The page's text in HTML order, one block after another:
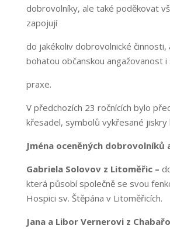
dobrovolníky, ale také poděkovat
zapojují
do jakékoliv dobrovolnické činnosti,
bohatou občanskou angažovanost
praxe.
V předchozích 23 ročnících bylo
křesadel, symbolů vykřesané jiskry
Jména oceněných dobrovolníků
Gabriela Solovov z Litoměřic –
která působí společně se svou
Hospici sv. Štěpána v Litoměřicích.
Jana a Libor Vernerovi z